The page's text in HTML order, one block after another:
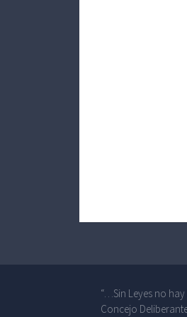
“…Sin Leyes no hay
Concejo